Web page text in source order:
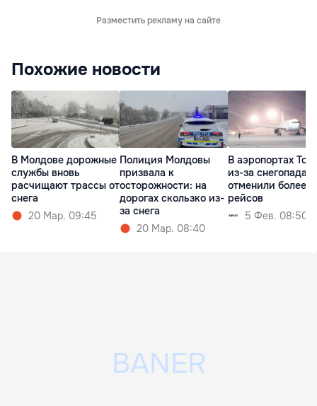
Разместить рекламу на сайте
Похожие новости
В Молдове дорожные
службы вновь
расчищают трассы от
снега
20 Мар. 09:45
Полиция Молдовы
призвала к
осторожности: на
дорогах скользко из-
за снега
20 Мар. 08:40
В аэропортах
из-за снегопада
отменили более
рейсов
5 Фев. 08:50